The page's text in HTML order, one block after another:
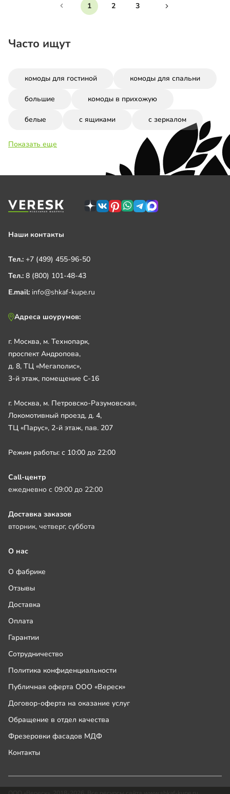
1 2 3
Часто ищут
комоды для гостиной комоды для спальни
большие комоды в прихожую
белые с ящиками с зеркалом
Показать еще
Наши контакты
Тел.: +7 (499) 455-96-50
Тел.: 8 (800) 101-48-43
E.mail: info@shkaf-kupe.ru
Адреса шоурумов:
г. Москва, м. Технопарк,
проспект Андропова,
д. 8, ТЦ «Мегаполис»,
3-й этаж, помещение С-16
г. Москва, м. Петровско-Разумовская,
Локомотивный проезд, д. 4,
ТЦ «Парус», 2-й этаж, пав. 207
Режим работы: с 10:00 до 22:00
Call-центр
ежедневно с 09:00 до 22:00
Доставка заказов
вторник, четверг, суббота
О нас
О фабрике
Отзывы
Доставка
Оплата
Гарантии
Сотрудничество
Политика конфиденциальности
Публичная оферта ООО «Вереск»
Договор-оферта на оказание услуг
Обращение в отдел качества
Фрезеровки фасадов МДФ
Контакты